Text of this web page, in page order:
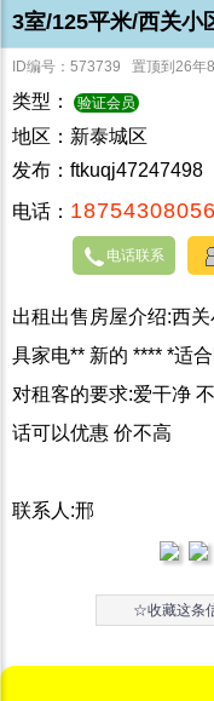
3室/125平米/西关小
ID编号：573739 置顶到26
类型： 验证会员
地区：新泰城区
发布：ftkuqj47247498
电话： 18754308056
电话联系
出租出售房屋介绍:西
具家电** 新的 **** *适
对租客的要求:爱干净
话可以优惠 价不高
联系人:邢
☆收藏这条